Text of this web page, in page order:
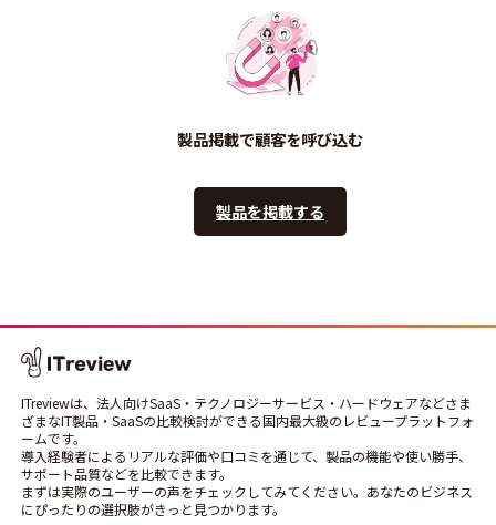
製品掲載で顧客を呼び込む
製品を掲載する
ITreviewは、法人向けSaaS・テクノロジーサービス・ハードウェアなどさま
ざまなIT製品・SaaSの比較検討ができる国内最大級のレビュープラットフォ
ームです。
導入経験者によるリアルな評価や口コミを通じて、製品の機能や使い勝手、
サポート品質などを比較できます。
まずは実際のユーザーの声をチェックしてみてください。あなたのビジネス
にぴったりの選択肢がきっと見つかります。